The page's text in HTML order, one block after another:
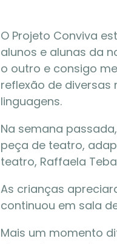
O Projeto Conviva
alunos e alunas da
o outro e consigo
reflexão de diversas
linguagens.
Na semana
peça de teatro,
teatro, Raffaela
As crianças
continuou em sala
Mais um momento